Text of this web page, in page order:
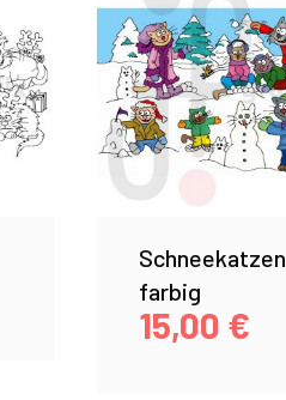
Schneekatzen
farbig
15,00 €